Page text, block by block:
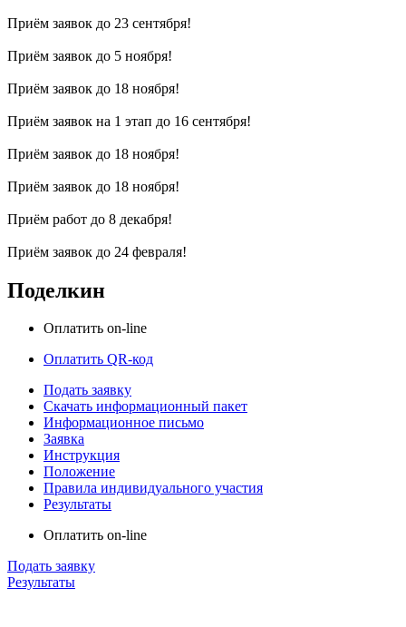
Приём заявок до 23 сентября!
Приём заявок до 5 ноября!
Приём заявок до 18 ноября!
Приём заявок на 1 этап до 16 сентября!
Приём заявок до 18 ноября!
Приём заявок до 18 ноября!
Приём работ до 8 декабря!
Приём заявок до 24 февраля!
Поделкин
Оплатить on-line
Оплатить QR-код
Подать заявку
Скачать информационный пакет
Информационное письмо
Заявка
Инструкция
Положение
Правила индивидуального участия
Результаты
Оплатить on-line
Подать заявку
Результаты